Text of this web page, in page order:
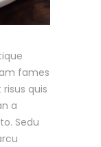
fames
quis
a
Sedu